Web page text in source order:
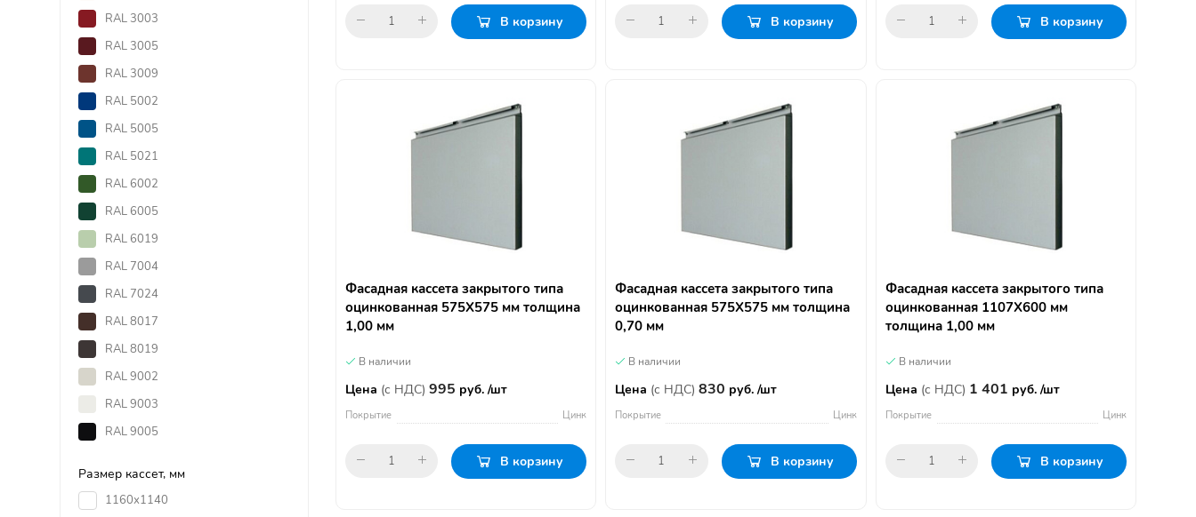
RAL 3003
RAL 3005
RAL 3009
RAL 5002
RAL 5005
RAL 5021
RAL 6002
RAL 6005
RAL 6019
RAL 7004
RAL 7024
RAL 8017
RAL 8019
RAL 9002
RAL 9003
RAL 9005
Размер кассет, мм
1160х1140
В корзину В корзину В корзину
Фасадная кассета закрытого типа
оцинкованная 575Х575 мм толщина
1,00 мм
В наличии
Цена (с НДС) 995 руб. /шт
Покрытие Цинк
В корзину
Фасадная кассета закрытого типа
оцинкованная 575Х575 мм толщина
0,70 мм
В наличии
Цена (с НДС) 830 руб. /шт
Покрытие Цинк
В корзину
Фасадная кассета закрытого типа
оцинкованная 1107Х600 мм
толщина 1,00 мм
В наличии
Цена (с НДС) 1 401 руб. /шт
Покрытие Цинк
В корзину